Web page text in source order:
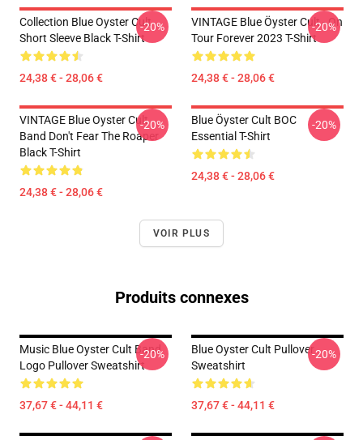
Collection Blue Oyster Cult
Short Sleeve Black T-Shirt
24,38 € - 28,06 €
-20%
VINTAGE Blue Öyster Cult - On
Tour Forever 2023 T-Shirt
24,38 € - 28,06 €
-20%
VINTAGE Blue Oyster Cult
Band Don't Fear The Roaper
Black T-Shirt
24,38 € - 28,06 €
-20%
Blue Öyster Cult BOC
Essential T-Shirt
24,38 € - 28,06 €
-20%
VOIR PLUS
Produits connexes
Music Blue Oyster Cult Band
Logo Pullover Sweatshirt
37,67 € - 44,11 €
-20%
Blue Oyster Cult Pullover
Sweatshirt
37,67 € - 44,11 €
-20%